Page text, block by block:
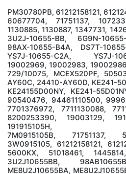
PM30780PB, 61212158121,
60677704, 71751137,
1130885, 1130887, 1347731,
3U2J-10655-BB, 6G9N-
98AX-10655-B4A, DS7T-
YS7J-10655-C2A, YS7J-
19002969, 19002983,
729/10075, MCEX520PF,
AY60C, 24410-AY60D, KE241-
KE24155D00NY, KE241-
90540476, 94461110500,
7701376972, 7711130088,
8200253390, 19003129,
191915105H,
7M0915105B, 71751137,
3W0915105, 61212158121,
5600КХ, 51018461,
3U2J10655BB,
ME8U2J10655BA,